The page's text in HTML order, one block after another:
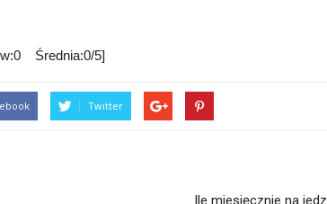
Średnia:0/5]
Twitter
Ile miesięcznie na